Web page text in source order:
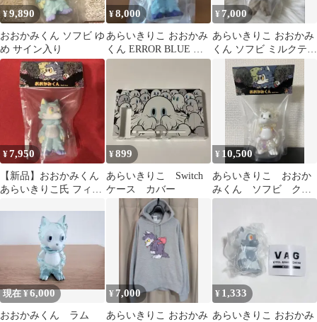
¥9,890
おおかみくん ソフビ ゆ
め サイン入り
¥8,000
あらいきりこ おおかみ
くん ERROR BLUE エ
ラー ブルー
¥ 7,000
あらいきりこ おおかみ
くん ソフビ ミルクティ
¥7,950
【新品】おおかみくん
あらいきりこ氏 フィギ
¥899
あらいきりこ Switch
ケース カバー
¥ 10,500
あらいきりこ おおか
みくん ソフビ クリ
スマスの星
現在 ¥6,000
おおかみくん ラム
¥ 7,000
あらいきりこ おおかみ
¥ 1,333
あらいきりこ おおかみ